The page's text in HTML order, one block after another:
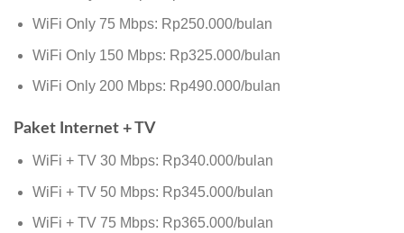
WiFi Only 75 Mbps: Rp250.000/bulan
WiFi Only 150 Mbps: Rp325.000/bulan
WiFi Only 200 Mbps: Rp490.000/bulan
Paket Internet + TV
WiFi + TV 30 Mbps: Rp340.000/bulan
WiFi + TV 50 Mbps: Rp345.000/bulan
WiFi + TV 75 Mbps: Rp365.000/bulan